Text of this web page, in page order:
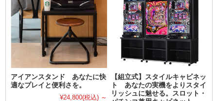
アイアンスタンド あなたに快
適なプレイと便利さを。
¥24,800(税込) ～
【組立式】スタイルキャビネッ
ト あなたの実機をよりスタイ
リッシュに魅せる。スロット・